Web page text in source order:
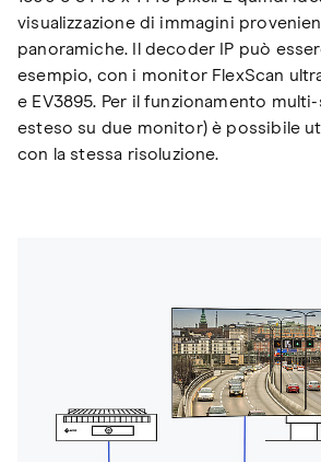
visualizzazione di immagini
panoramiche. Il decoder IP può
esempio, con i monitor FlexScan
e EV3895. Per il funzionamento
esteso su due monitor) è possibile
con la stessa risoluzione.